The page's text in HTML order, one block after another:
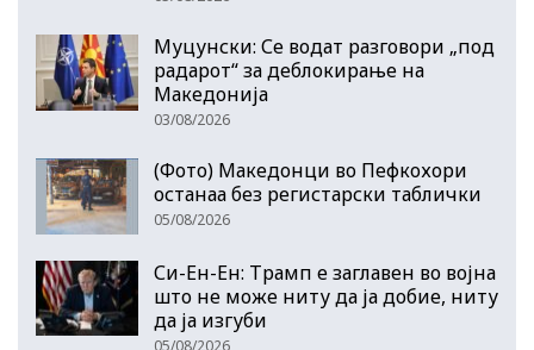
Муцунски: Се водат разговори „под
радарот“ за деблокирање на
Македонија
03/08/2026
(Фото) Македонци во Пефкохори
останаа без регистарски таблички
05/08/2026
Си-Ен-Ен: Трамп е заглавен во војна
што не може ниту да ја добие, ниту
да ја изгуби
05/08/2026